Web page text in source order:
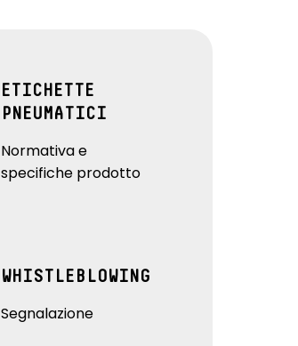
ETICHETTE
PNEUMATICI
Normativa e
specifiche prodotto
WHISTLEBLOWING
Segnalazione